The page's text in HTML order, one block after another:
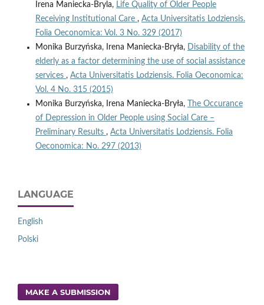
Irena Maniecka-Bryla, Life Quality of Older People
Receiving Institutional Care , Acta Universitatis Lodziensis.
Folia Oeconomica: Vol. 3 No. 329 (2017)
Monika Burzyńska, Irena Maniecka-Bryła, Disability of the
elderly as a factor determining the use of social assistance
services , Acta Universitatis Lodziensis. Folia Oeconomica:
Vol. 4 No. 315 (2015)
Monika Burzyńska, Irena Maniecka-Bryła,
The Occurance
of Depression in Older People using Social Care –
Preliminary Results , Acta Universitatis Lodziensis. Folia
Oeconomica: No. 297 (2013)
LANGUAGE
English
Polski
MAKE A SUBMISSION